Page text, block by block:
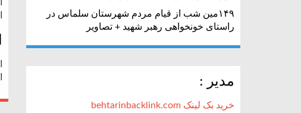
۱۴۹مین شب از قیام مردم شهرستان سلماس در
راستای خونخواهی رهبر شهید + تصاویر
مدیر :
خرید بک لینک behtarinbacklink.com